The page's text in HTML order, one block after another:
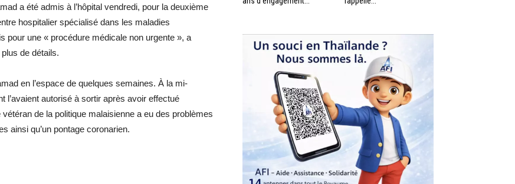
a été admis à l’hôpital vendredi, pour la deuxième
hospitalier spécialisé dans les maladies
pour une « procédure médicale non urgente », a
de détails.
en l’espace de quelques semaines. À la mi-
autorisé à sortir après avoir effectué
de la politique malaisienne a eu des problèmes
ainsi qu’un pontage coronarien.